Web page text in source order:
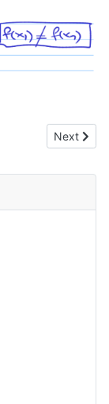
Next
Next